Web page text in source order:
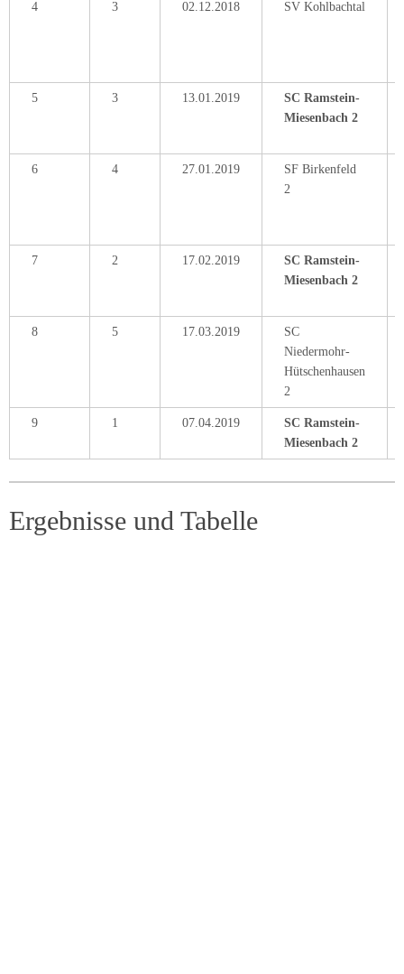
4 3 02.12.2018 SV Kohlbachtal
5 3 13.01.2019
SC Ramstein-
Miesenbach 2
6 4 27.01.2019
SF Birkenfeld
2
7 2 17.02.2019
SC Ramstein-
Miesenbach 2
8 5 17.03.2019
SC
Niedermohr-
Hütschenhausen
2
9 1 07.04.2019
SC Ramstein-
Miesenbach 2
Ergebnisse und Tabelle